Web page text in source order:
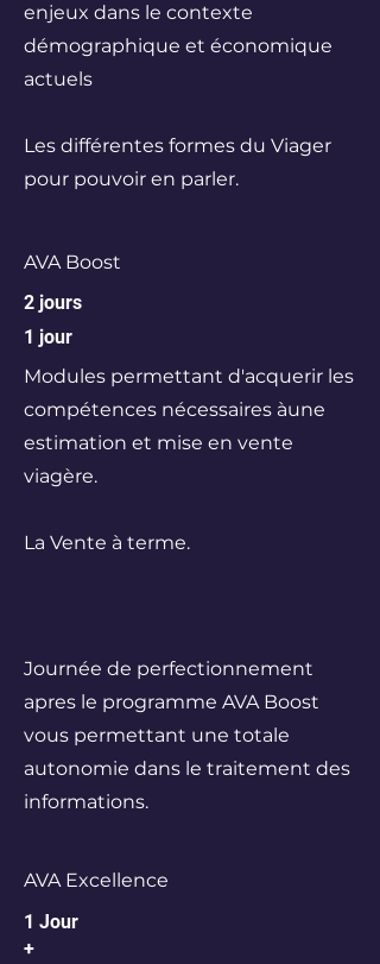
enjeux dans le contexte
démographique et économique
actuels
Les différentes formes du Viager
pour pouvoir en parler.
AVA Boost
2 jours
1 jour
Modules permettant d'acquerir les
compétences nécessaires àune
estimation et mise en vente
viagère.
La Vente à terme.
Journée de perfectionnement
apres le programme AVA Boost
vous permettant une totale
autonomie dans le traitement des
informations.
AVA Excellence
1 Jour
+